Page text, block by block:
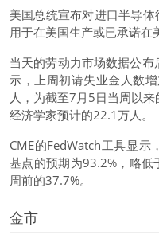
美国总统宣布对进口半导
用于在美国生产或已承诺在
当天的劳动力市场数据公
示，上周初请失业金人数
人，为截至7月5日当周以
经济学家预计的22.1万人。
CME的FedWatch工具显
基点的预期为93.2%，略
周前的37.7%。
金市